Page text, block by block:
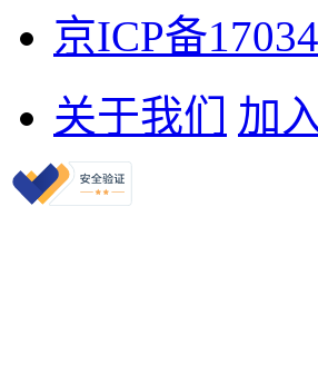
京ICP备
关于我们 加